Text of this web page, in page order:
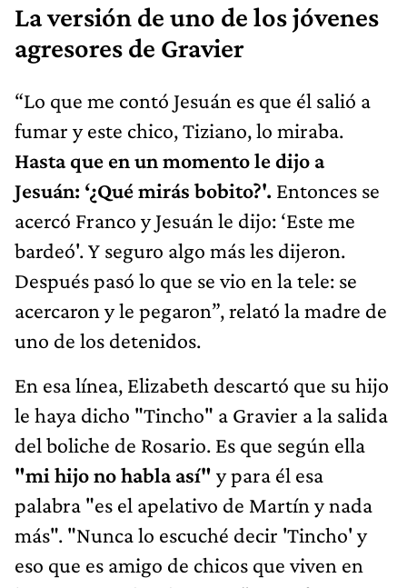
La versión de uno de los jóvenes
agresores de Gravier
“Lo que me contó Jesuán es que él salió a
fumar y este chico, Tiziano, lo miraba.
Hasta que en un momento le dijo a
Jesuán: ‘¿Qué mirás bobito?'. Entonces se
acercó Franco y Jesuán le dijo: ‘Este me
bardeó'. Y seguro algo más les dijeron.
Después pasó lo que se vio en la tele: se
acercaron y le pegaron”, relató la madre de
uno de los detenidos.
En esa línea, Elizabeth descartó que su hijo
le haya dicho "Tincho" a Gravier a la salida
del boliche de Rosario. Es que según ella
"mi hijo no habla así" y para él esa
palabra "es el apelativo de Martín y nada
más". "Nunca lo escuché decir 'Tincho' y
eso que es amigo de chicos que viven en